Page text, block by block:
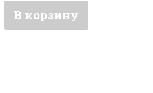
В корзину